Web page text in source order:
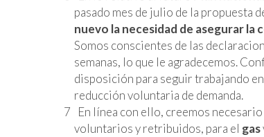
pasado mes de julio de la propuesta
nuevo la necesidad de asegurar
Somos conscientes de las
semanas, lo que le agradecemos.
disposición para seguir trabajando
reducción voluntaria de demanda.
En línea con ello, creemos necesario
voluntarios y retribuidos, para el gas